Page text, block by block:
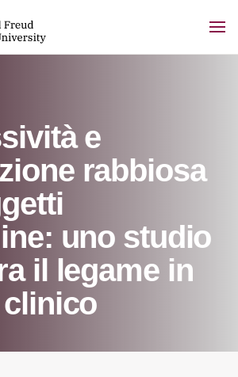
e
rabbiosa
uno studio
il legame in